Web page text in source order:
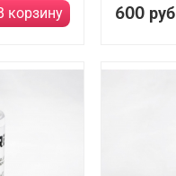
корзину 600 руб